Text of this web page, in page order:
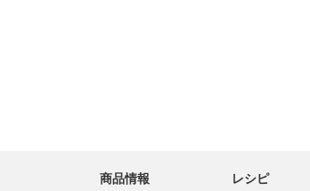
商品情報 レシピ